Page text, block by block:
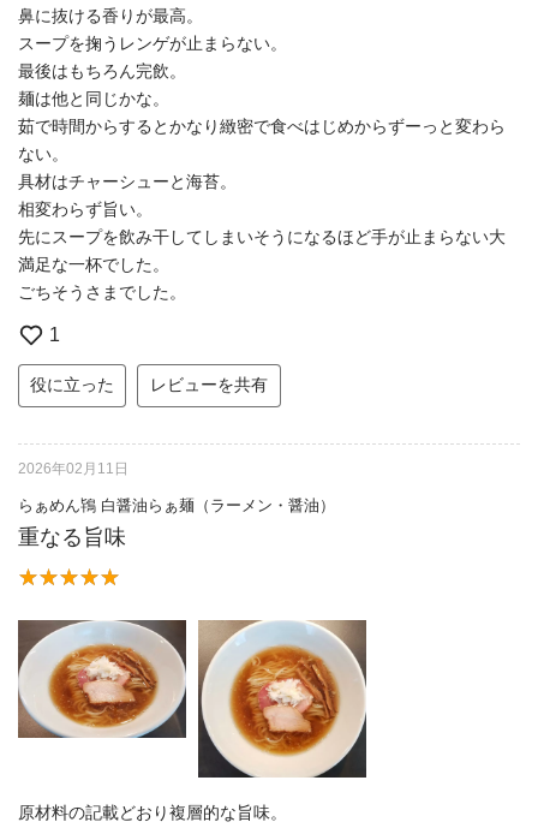
鼻に抜ける香りが最高。
スープを掬うレンゲが止まらない。
最後はもちろん完飲。
麺は他と同じかな。
茹で時間からするとかなり緻密で食べはじめからずーっと変わら
ない。
具材はチャーシューと海苔。
相変わらず旨い。
先にスープを飲み干してしまいそうになるほど手が止まらない大
満足な一杯でした。
ごちそうさまでした。
1
役に立った レビューを共有
2026年02月11日
らぁめん鴇 白醤油らぁ麺（ラーメン・醤油）
重なる旨味
原材料の記載どおり複層的な旨味。